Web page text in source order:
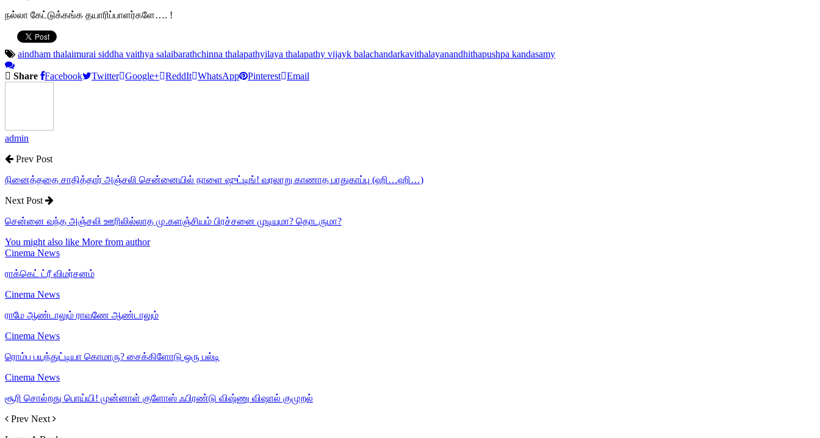
நல்லா கேட்டுக்கங்க தயாரிப்பாளர்களே…. !
aindham thalaimurai siddha vaithya salaibarathchinna thalapathyilaya thalapathy vijayk balachandarkavithalayanandhithapushpa kandasamy
Share Facebook Twitter Google+ ReddIt WhatsApp Pinterest Email
admin
Prev Post
நினைத்ததை சாதித்தார் அஞ்சலி சென்னையில் நாளை ஷுட்டிங்! வரலாறு காணாத பாதுகாப்பு (ஹி…ஹி…)
Next Post
சென்னை வந்த அஞ்சலி ஊரிலில்லாத மு.களஞ்சியம் பிரச்சனை முடியுமா? தொடருமா?
You might also like More from author
Cinema News
ராக்கெட் ட்ரீ விமர்சனம்
Cinema News
ராமே ஆண்டாலும் ராவணே ஆண்டாலும்
Cinema News
ரொம்ப பயந்துட்டியா கொமாரு? சைக்கிளோடு ஒரு பல்டி
Cinema News
சூரி சொல்றது பொய்யி! முன்னாள் குளோஸ் ஃபிரண்டு விஷ்ணு விஷால் குமுறல்
Prev Next